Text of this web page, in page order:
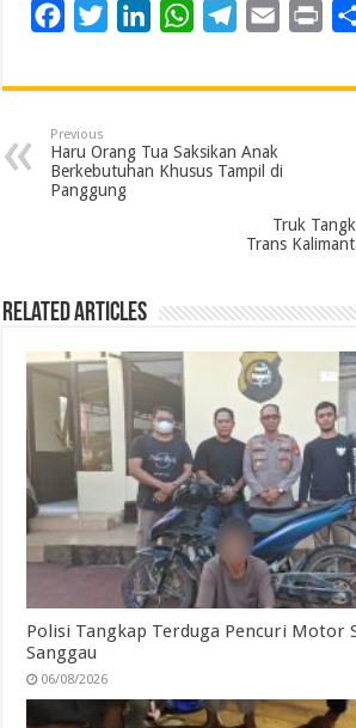
c
b
o
i
t
e
n
e
d
W
a
s
A
l
g
r
m
a
i
Previous
Haru Orang Tua Saksikan Anak
Berkebutuhan Khusus Tampil di
Panggung
Truk
Trans
Related Articles
Polisi Tangkap Terduga Pencuri Motor
Sanggau
06/08/2026